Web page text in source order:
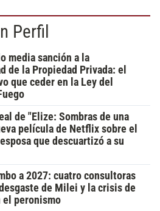
Perfil
media sanción a la
de la Propiedad Privada: el
que ceder en la Ley del
de "Elize: Sombras de una
película de Netflix sobre el
que descuartizó a su
a 2027: cuatro consultoras
de Milei y la crisis de
el peronismo